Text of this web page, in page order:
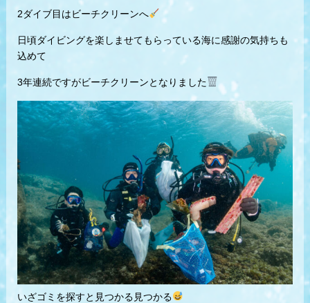
2ダイブ目はビーチクリーンへ
日頃ダイビングを楽しませてもらっている海に感謝の気持ちも
込めて
3年連続ですがビーチクリーンとなりました
いざゴミを探すと見つかる見つかる